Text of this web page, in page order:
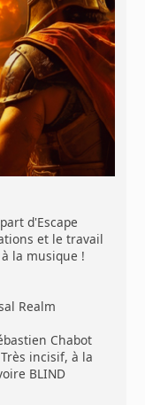
d'Escape
et le travail
la musique !
Realm
Chabot
incisif, à la
BLIND